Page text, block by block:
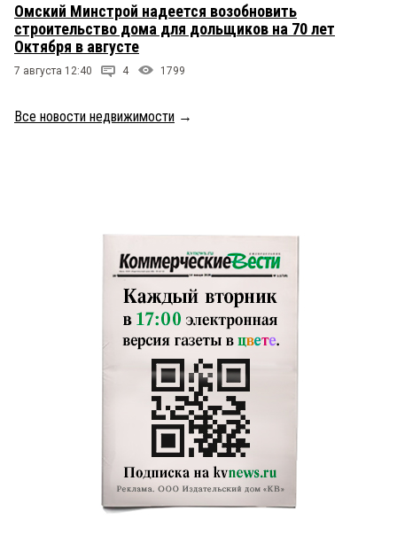
Омский Минстрой надеется возобновить
строительство дома для дольщиков на 70 лет
Октября в августе
7 августа 12:40 4 1799
Все новости недвижимости →